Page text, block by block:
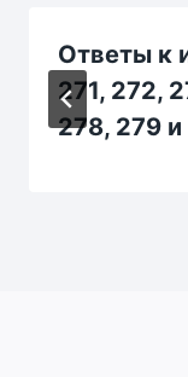
Ответы к
271, 272,
278, 279